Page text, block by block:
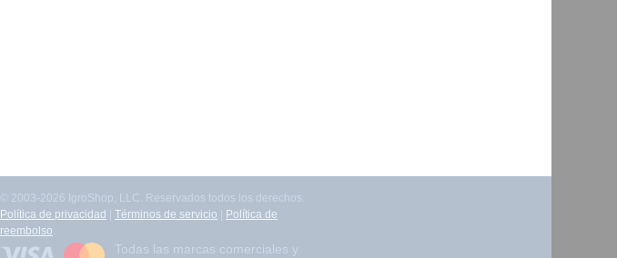
© 2003-2026 IgroShop, LLC. Reservados todos los derechos.
Política de privacidad | Términos de servicio | Política de
reembolso
Todas las marcas comerciales y